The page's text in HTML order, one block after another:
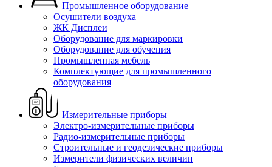
Промышленное оборудование
Осушители воздуха
ЖК Дисплеи
Оборудование для маркировки
Оборудование для обучения
Промышленная мебель
Комплектующие для промышленного
оборудования
Измерительные приборы
Электро-измерительные приборы
Радио-измерительные приборы
Строительные и геодезические приборы
Измерители физических величин